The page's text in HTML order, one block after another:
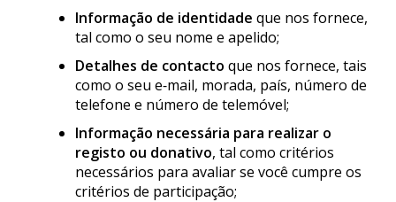
Informação de identidade que nos fornece,
tal como o seu nome e apelido;
Detalhes de contacto que nos fornece, tais
como o seu e‑mail, morada, país, número de
telefone e número de telemóvel;
Informação necessária para realizar o
registo ou donativo, tal como critérios
necessários para avaliar se você cumpre os
critérios de participação;